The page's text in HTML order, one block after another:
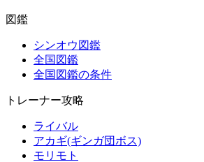
図鑑
シンオウ図鑑
全国図鑑
全国図鑑の条件
トレーナー攻略
ライバル
アカギ(ギンガ団ボス)
モリモト